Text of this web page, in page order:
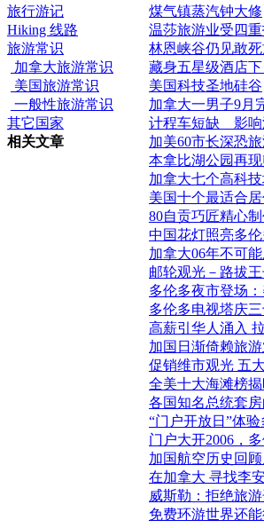
旅行游记
Hiking 线路
旅游常识
加拿大旅游常识
美国旅游常识
一般性旅游常识
其它国家
相关文章
煤气镇蒸汽钟大修
温莎旅游业受四
林恩峡谷仍见敢
藏身五星级酒店
美国科技圣地硅谷
加拿大一男子9月
计程车短缺 影响
加美60市长深恐
本拿比湖公园再
加拿大七个高科
美国十个最适合
80自贡巧匠精心
中国花灯照亮多
加拿大06年不可
邮轮观光－路拔
多伦多夜市登场
多伦多电视塔庆三
高薪引华人涌入
加国日渐倚赖旅
促销维市观光 五
全美十大海滩榜
各国知名总统套
“门户开放日”体
门户大开2006，
加国航空历史回
在加拿大 寻找李
威斯勒：拒绝旅
免费环游世界还